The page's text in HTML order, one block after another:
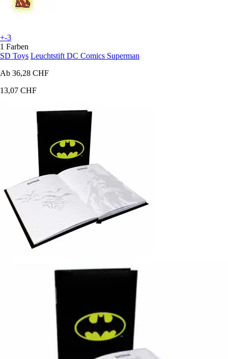
+-3
1 Farben
SD Toys Leuchtstift DC Comics Superman
Ab 36,28 CHF
13,07 CHF